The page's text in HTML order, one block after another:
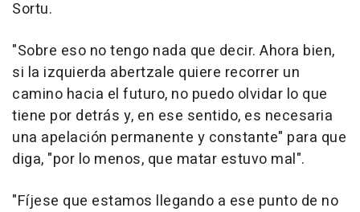
Sortu.
"Sobre eso no tengo nada que decir. Ahora bien,
si la izquierda abertzale quiere recorrer un
camino hacia el futuro, no puedo olvidar lo que
tiene por detrás y, en ese sentido, es necesaria
una apelación permanente y constante" para que
diga, "por lo menos, que matar estuvo mal".
"Fíjese que estamos llegando a ese punto de no